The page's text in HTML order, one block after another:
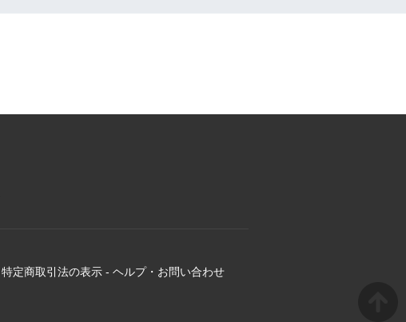
特定商取引法の表示 - ヘルプ・お問い合わせ